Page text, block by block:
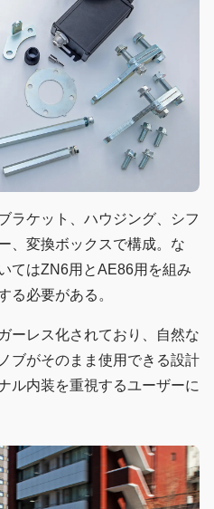
ラケット、ハウジング、シフ
、変換ボックスで構成。な
てはZN6用とAE86用を組み
る必要がある。
ーレス化されており、自然な
ブがそのまま使用できる設計
ル内装を重視するユーザーに